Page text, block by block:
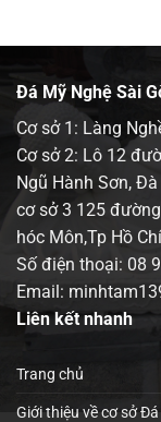
Đá Mỹ Nghệ Sài
Cơ sở 1: Làng
Cơ sở 2: Lô 12
Ngũ Hành Sơn,
cơ sở 3 125
hóc Môn,Tp Hồ
Số điện thoại: 08
Email:
Liên kết nhanh
Trang chủ
Giới thiệu về cơ sở